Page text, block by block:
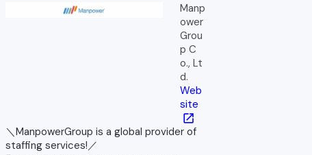
Manp
ower
Grou
p C
o., Lt
d.
Web
site
open_in_new
＼ManpowerGroup is a global provider of
staffing services!／